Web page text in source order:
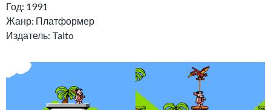
Год: 1991
Жанр: Платформер
Издатель: Taito